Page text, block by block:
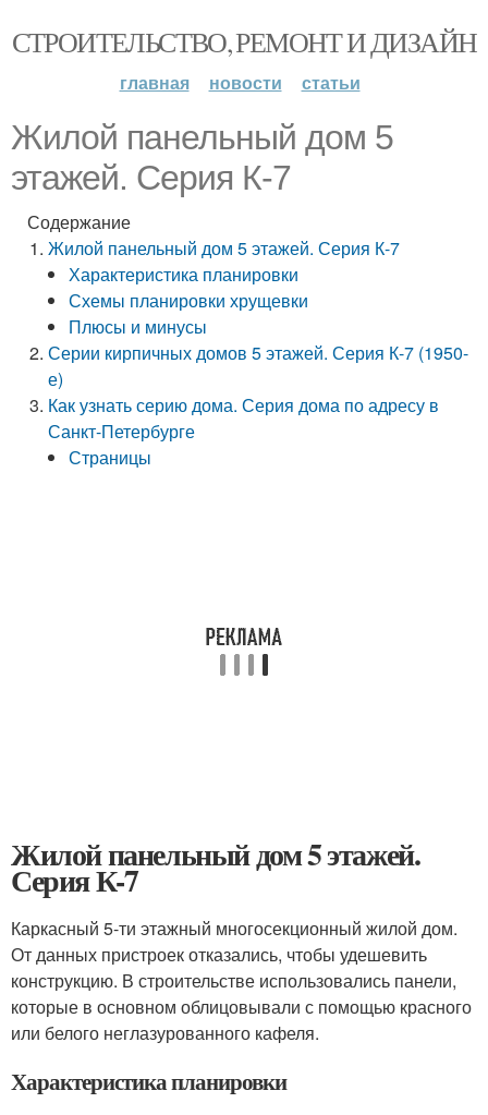
СТРОИТЕЛЬСТВО, РЕМОНТ И ДИЗАЙН
главная новости статьи
Жилой панельный дом 5
этажей. Серия К-7
Содержание
Жилой панельный дом 5 этажей. Серия К-7
Характеристика планировки
Схемы планировки хрущевки
Плюсы и минусы
Серии кирпичных домов 5 этажей. Серия К-7 (1950-
е)
Как узнать серию дома. Серия дома по адресу в
Санкт-Петербурге
Страницы
Жилой панельный дом 5 этажей.
Серия К-7
Каркасный 5-ти этажный многосекционный жилой дом.
От данных пристроек отказались, чтобы удешевить
конструкцию. В строительстве использовались панели,
которые в основном облицовывали с помощью красного
или белого неглазурованного кафеля.
Характеристика планировки